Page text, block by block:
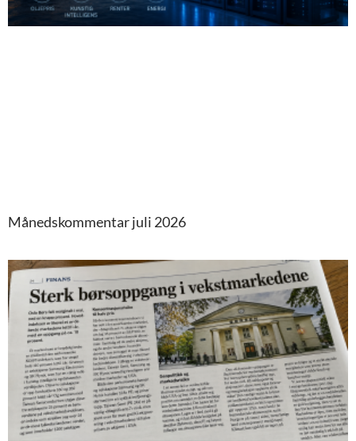
Månedskommentar juli 2026